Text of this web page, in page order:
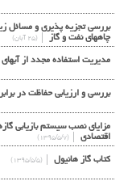
بررسی تجزیه پذیری و مسائل
چاههای نفت و گاز
(۲۵ آبان)
مدیریت استفاده مجدد از
بررسی و ارزیابی حفاظت در
مزایای نصب سیستم بازیابی
اقتصادی
(۱۳۹۵/۵/۷)
کتاب گاز هانیول (۱۳۹۵/۵/۵)